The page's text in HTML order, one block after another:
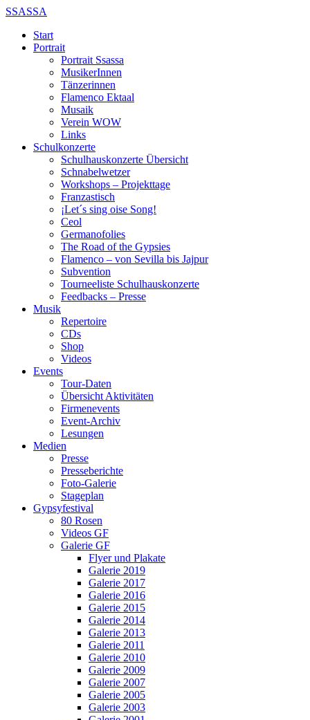
SSASSA
Start
Portrait
Portrait Ssassa
MusikerInnen
Tänzerinnen
Flamenco Ektaal
Musaik
Verein WOW
Links
Schulkonzerte
Schulhauskonzerte Übersicht
Schnabelwetzer
Workshops – Projekttage
Franzastisch
¡Let´s sing oise Song!
Ceol
Germanofolies
The Road of the Gypsies
Flamenco – von Sevilla bis Jajpur
Subvention
Tourneeliste Schulhauskonzerte
Feedbacks – Presse
Musik
Repertoire
CDs
Shop
Videos
Events
Tour-Daten
Übersicht Aktivitäten
Firmenevents
Event-Archiv
Lesungen
Medien
Presse
Presseberichte
Foto-Galerie
Stageplan
Gypsyfestival
80 Rosen
Videos GF
Galerie GF
Flyer und Plakate
Galerie 2019
Galerie 2017
Galerie 2016
Galerie 2015
Galerie 2014
Galerie 2013
Galerie 2011
Galerie 2010
Galerie 2009
Galerie 2007
Galerie 2005
Galerie 2003